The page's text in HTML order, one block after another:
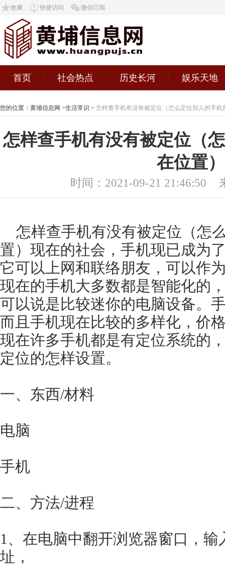
收藏 快捷访问 微信订阅
首页 社会热点 历史长河 娱乐天地
您的位置： 黄埔信息网 >生活常识 > 怎样查手机有没有被定位（怎么定位别人的手机
怎样查手机有没有被定位（
在位置）
时间：2021-09-21 21:46:50
怎样查手机有没有被定位（怎
置）现在的社会，手机现已成为
它可以上网和联络朋友，可以作
现在的手机大多数都是智能化的
可以说是比较迷你的电脑设备。
而且手机现在比较的多样化，价
现在许多手机都是有定位系统的
定位的怎样设置。
一、东西/材料
电脑
手机
二、方法/进程
1、在电脑中翻开浏览器窗口，
址，